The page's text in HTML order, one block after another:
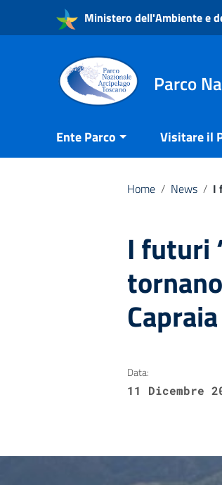
Vai ai contenuti
Vai al menu di navigazione
Ministero dell'Ambiente e
Parco
Ente Parco Visitare il
Home / News / I
I futuri
Capraia
Data:
11 Dicembre